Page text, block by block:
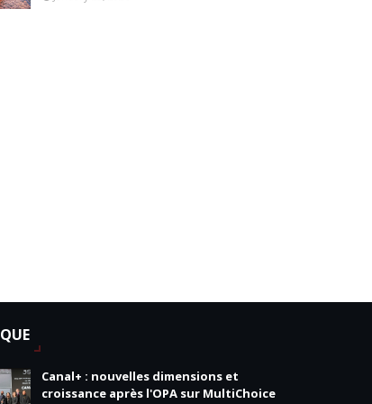
Canal+ : nouvelles dimensions et
croissance après l'OPA sur MultiChoice